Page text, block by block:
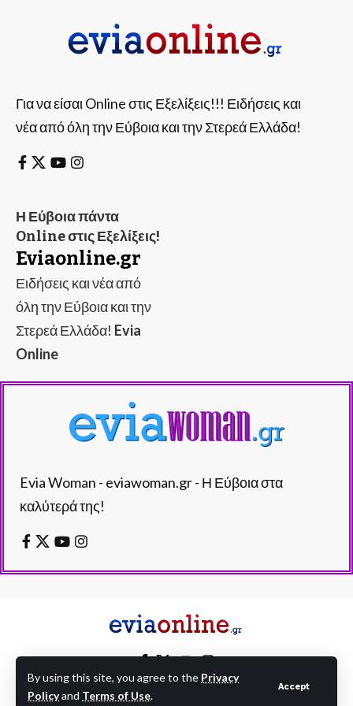
By using this site, you agree to the Privacy
Policyand Terms of Use.
Accept
Για να είσαι Online στις Εξελίξεις!!! Ειδήσεις και
νέα από όλη την Εύβοια και την Στερεά Ελλάδα!
Η Εύβοια πάντα
Online στις Εξελίξεις!
Eviaonline.gr
Ειδήσεις και νέα από
όλη την Εύβοια και την
Στερεά Ελλάδα! Evia
Online
Evia Woman - eviawoman.gr - Η Εύβοια στα
καλύτερά της!